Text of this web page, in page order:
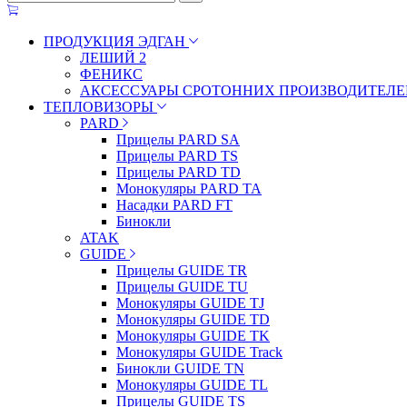
ПРОДУКЦИЯ ЭДГАН
ЛЕШИЙ 2
ФЕНИКС
АКСЕССУАРЫ СРОТОННИХ
ТЕПЛОВИЗОРЫ
PARD
Прицелы PARD SA
Прицелы PARD TS
Прицелы PARD TD
Монокуляры PARD TA
Насадки PARD FT
Бинокли
ATAK
GUIDE
Прицелы GUIDE TR
Прицелы GUIDE TU
Монокуляры GUIDE TJ
Монокуляры GUIDE TD
Монокуляры GUIDE TK
Монокуляры GUIDE Track
Бинокли GUIDE TN
Монокуляры GUIDE TL
Прицелы GUIDE TS